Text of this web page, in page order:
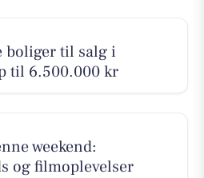
boliger til salg i
til 6.500.000 kr
weekend:
og filmoplevelser